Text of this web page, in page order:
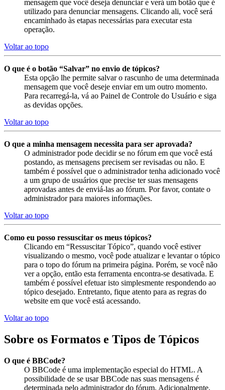
mensagem que você deseja denunciar e verá um botão que é
utilizado para denunciar mensagens. Clicando ali, você será
encaminhado às etapas necessárias para executar esta
operação.
Voltar ao topo
O que é o botão “Salvar” no envio de tópicos?
Esta opção lhe permite salvar o rascunho de uma determinada
mensagem que você deseje enviar em um outro momento.
Para recarregá-la, vá ao Painel de Controle do Usuário e siga
as devidas opções.
Voltar ao topo
O que a minha mensagem necessita para ser aprovada?
O administrador pode decidir se no fórum em que você está
postando, as mensagens precisem ser revisadas ou não. E
também é possível que o administrador tenha adicionado você
a um grupo de usuários que precise ter suas mensagens
aprovadas antes de enviá-las ao fórum. Por favor, contate o
administrador para maiores informações.
Voltar ao topo
Como eu posso ressuscitar os meus tópicos?
Clicando em “Ressuscitar Tópico”, quando você estiver
visualizando o mesmo, você pode atualizar e levantar o tópico
para o topo do fórum na primeira página. Porém, se você não
ver a opção, então esta ferramenta encontra-se desativada. E
também é possível efetuar isto simplesmente respondendo ao
tópico desejado. Entretanto, fique atento para as regras do
website em que você está acessando.
Voltar ao topo
Sobre os Formatos e Tipos de Tópicos
O que é BBCode?
O BBCode é uma implementação especial do HTML. A
possibilidade de se usar BBCode nas suas mensagens é
determinada pelo administrador do fórum. Adicionalmente,